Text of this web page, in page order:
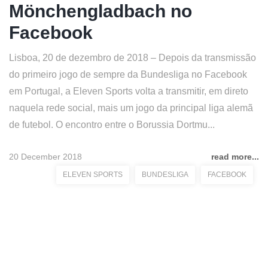
Mönchengladbach no
Facebook
Lisboa, 20 de dezembro de 2018 – Depois da transmissão
do primeiro jogo de sempre da Bundesliga no Facebook
em Portugal, a Eleven Sports volta a transmitir, em direto
naquela rede social, mais um jogo da principal liga alemã
de futebol. O encontro entre o Borussia Dortmu...
20 December 2018 read more...
ELEVEN SPORTS BUNDESLIGA FACEBOOK